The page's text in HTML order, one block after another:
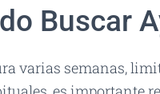
Buscar
varias semanas,